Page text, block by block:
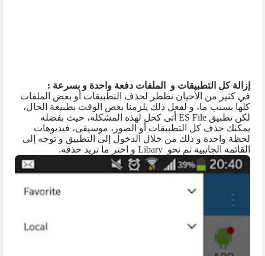
إزالة كل التطبيقات و الملفات دفعة واحدة و بسرعة :
في كثير من الأحيان نظطر لحذف التطبيقات أو بعض الملفات
كلها بسبب ما، و لفعل ذلك يلزمنا بعض الوقت بطبيعة الحال،
لكن تطبيقES File أتى كحل لهذه المشكلة، حيث بفضله
يمكنك حذف كل التطبيقات أو الصور، موسيقى، فيديوهات
لحظة واحدة و ذلك من خلال الدخول إلى التطبيق و توجه إلى
القائمة الجانبية ثم نحو Libary و اختر ما تريد حذفه.